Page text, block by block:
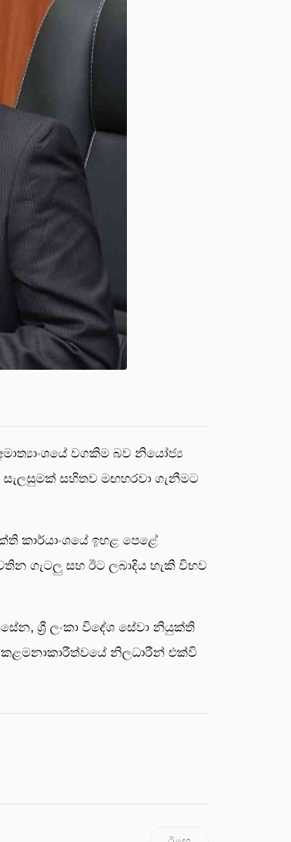
වගකිම බව නියෝජ්‍ය
සහිතව මඟහරවා ගැනීමට
කාර්යාංශයේ ඉහළ පෙළේ
ගැටලු සහ ඊට ලබාදිය හැකි විභව
ශ්‍රී ලංකා විදේශ සේවා නියුක්ති
කළමනාකාරීත්වයේ නිලධාරීන් එක්වි